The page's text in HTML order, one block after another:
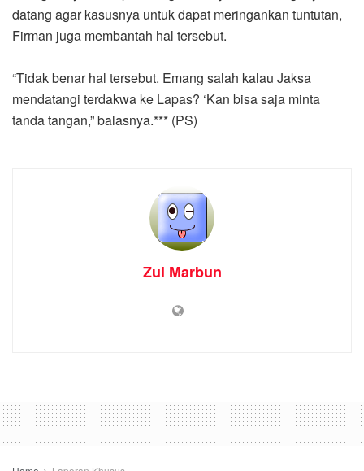
datang agar kasusnya untuk dapat meringankan tuntutan,
Firman juga membantah hal tersebut.
“Tidak benar hal tersebut. Emang salah kalau Jaksa
mendatangi terdakwa ke Lapas? ‘Kan bisa saja minta
tanda tangan,” balasnya.*** (PS)
Zul Marbun